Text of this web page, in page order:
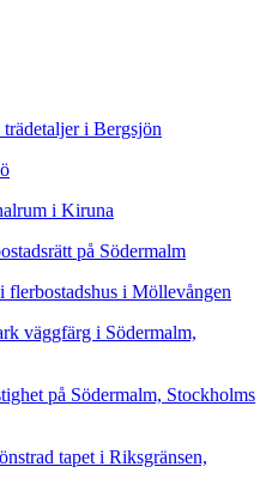
i Bergsjön
i Kiruna
på Södermalm
flerbostadshus i Möllevången
väggfärg i Södermalm,
på Södermalm, Stockholms
tapet i Riksgränsen,